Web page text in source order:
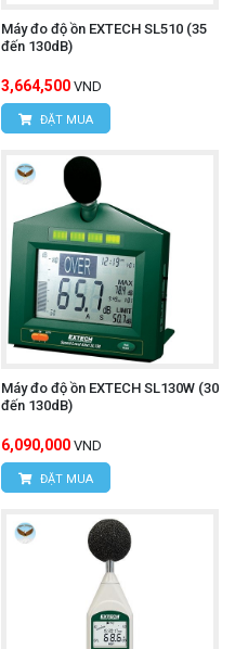
Máy đo độ ồn EXTECH SL510 (35
đến 130dB)
3,664,500 VND
ĐẶT MUA
Máy đo độ ồn EXTECH SL130W (30
đến 130dB)
6,090,000 VND
ĐẶT MUA